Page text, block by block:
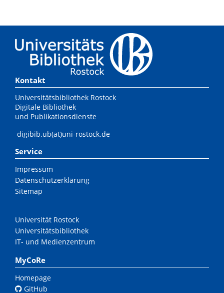
Kontakt
Universitätsbibliothek Rostock
Digitale Bibliothek
und Publikationsdienste
digibib.ub(at)uni-rostock.de
Service
Impressum
Datenschutzerklärung
Sitemap
Universität Rostock
Universitätsbibliothek
IT- und Medienzentrum
MyCoRe
Homepage
GitHub